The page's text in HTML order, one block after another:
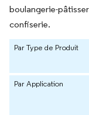
boulangerie-
confiserie.
Par Type de Produit
Par Application